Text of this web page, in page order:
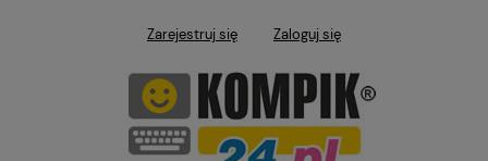
Zarejestruj się Zaloguj się